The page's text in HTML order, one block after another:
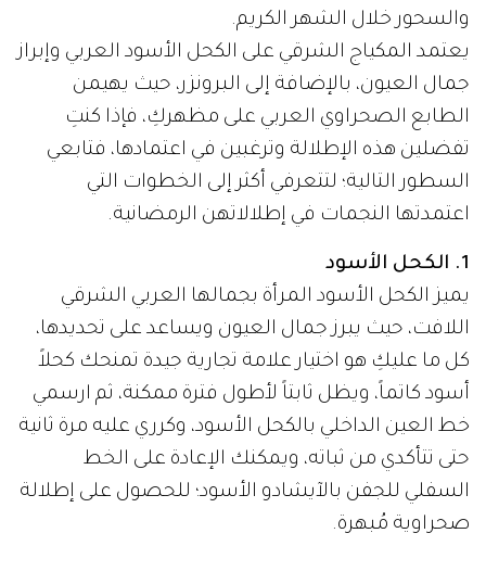
والسحور خلال الشهر الكريم.
يعتمد المكياج الشرقي على الكحل الأسود العربي وإبراز
جمال العيون، بالإضافة إلى البرونزر، حيث يهيمن
الطابع الصحراوي العربي على مظهركِ، فإذا كنتِ
تفضلين هذه الإطلالة وترغبين في اعتمادها، فتابعي
السطور التالية؛ لتتعرفي أكثر إلى الخطوات التي
اعتمدتها النجمات في إطلالاتهن الرمضانية.
1. الكحل الأسود
يميز الكحل الأسود المرأة بجمالها العربي الشرقي
اللافت، حيث يبرز جمال العيون ويساعد على تحديدها،
كل ما عليكِ هو اختيار علامة تجارية جيدة تمنحك كحلاً
أسود كاتماً، ويظل ثابتاً لأطول فترة ممكنة، ثم ارسمي
خط العين الداخلي بالكحل الأسود، وكرري عليه مرة ثانية
حتى تتأكدي من ثباته، ويمكنك الإعادة على الخط
السفلي للجفن بالآيشادو الأسود؛ للحصول على إطلالة
صحراوية مُبهرة.